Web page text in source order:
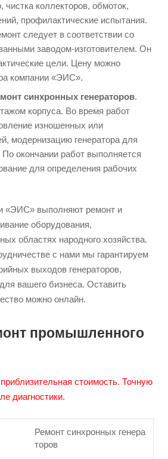
чистка коллекторов, обмоток,
профилактические испытания.
следует в соответствии со
заводом-изготовителем. Он
цели. Цену можно
компании «ЭИС».
синхронных генераторов.
корпуса. Во время работ
изношенных или
модернизацию генератора для
окончании работ выполняется
для определения рабочих
«ЭИС» выполняют ремонт и
оборудования,
областях народного хозяйства.
с нами мы гарантируем
выходов генераторов,
вашего бизнеса. Оставить
можно онлайн.
промышленного
стоимость. Точную
диагностики.
Ремонт синхронных генера
торов